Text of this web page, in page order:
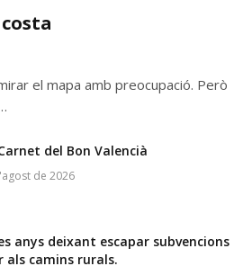
el mapa amb preocupació. Però
del Bon Valencià
de 2026
anys deixant escapar subvencions
als camins rurals.